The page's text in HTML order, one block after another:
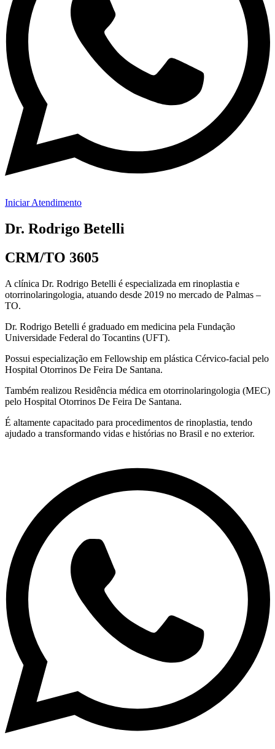
Iniciar Atendimento
Dr. Rodrigo Betelli
CRM/TO 3605
A clínica Dr. Rodrigo Betelli é especializada em rinoplastia e
otorrinolaringologia, atuando desde 2019 no mercado de Palmas –
TO.
Dr. Rodrigo Betelli é graduado em medicina pela Fundação
Universidade Federal do Tocantins (UFT).
Possui especialização em Fellowship em plástica Cérvico-facial pelo
Hospital Otorrinos De Feira De Santana.
Também realizou Residência médica em otorrinolaringologia (MEC)
pelo Hospital Otorrinos De Feira De Santana.
É altamente capacitado para procedimentos de rinoplastia, tendo
ajudado a transformando vidas e histórias no Brasil e no exterior.